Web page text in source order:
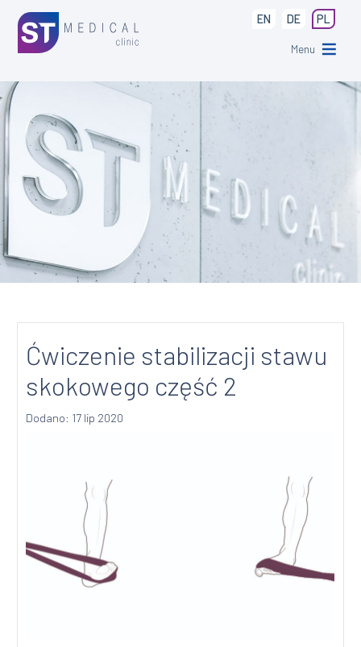
EN DE PL
Menu
Ćwiczenie stabilizacji stawu
skokowego część 2
Dodano: 17 lip 2020